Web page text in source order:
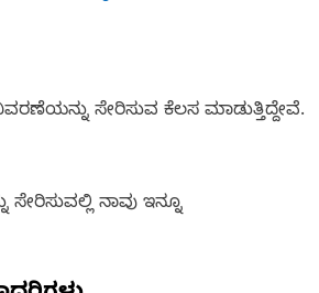
ಸೇರಿಸುವ ಕೆಲಸ ಮಾಡುತ್ತಿದ್ದೇವೆ.
ನಾವು ಇನ್ನೂ